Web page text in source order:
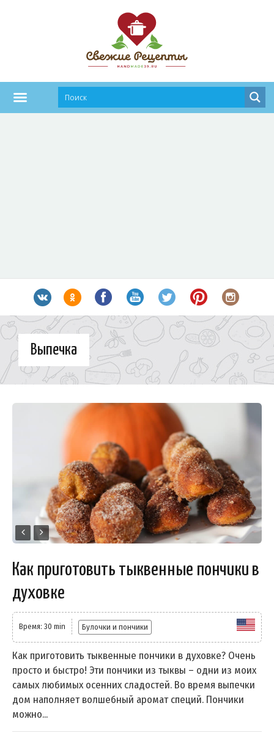
Выпечка
Как приготовить тыквенные пончики в
духовке
Время: 30 min Булочки и пончики
Как приготовить тыквенные пончики в духовке? Очень
просто и быстро! Эти пончики из тыквы – одни из моих
самых любимых осенних сладостей. Во время выпечки
дом наполняет волшебный аромат специй. Пончики
можно...